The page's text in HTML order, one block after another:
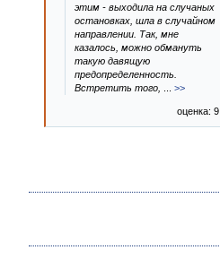
этим - выходила на случаных
остановках, шла в случайном
направлении. Так, мне
казалось, можно обмануть
такую давящую
предопределенность.
Встретить того,
>>
оценка: 9